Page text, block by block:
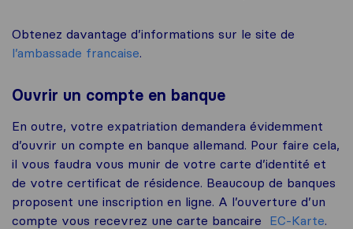
Obtenez davantage d’informations sur le site de
l’ambassade francaise.
Ouvrir un compte en banque
En outre, votre expatriation demandera évidemment
d’ouvrir un compte en banque allemand. Pour faire cela,
il vous faudra vous munir de votre carte d’identité et
de votre certificat de résidence. Beaucoup de banques
proposent une inscription en ligne. A l’ouverture d’un
compte vous recevrez une carte bancaire EC-Karte.